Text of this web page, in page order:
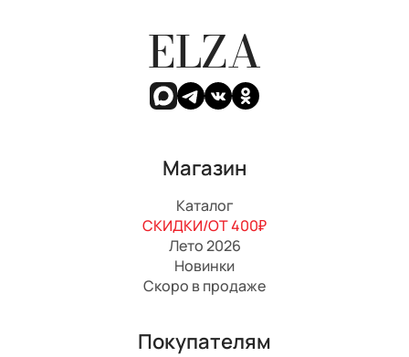
ELZA
Магазин
Каталог
СКИДКИ/ОТ 400₽
Лето 2026
Новинки
Скоро в продаже
Покупателям